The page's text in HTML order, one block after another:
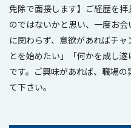
免除で面接します】ご経歴を
のではないかと思い、一度お
に関わらず、意欲があればチ
とを始めたい」「何かを成し
です。ご興味があれば、職場
て下さい。